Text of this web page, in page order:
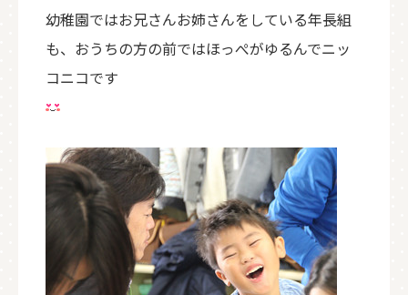
幼稚園ではお兄さんお姉さんをしている年長組
も、おうちの方の前ではほっぺがゆるんでニッ
コニコです